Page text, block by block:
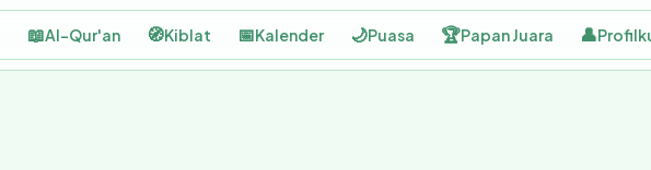
📖Al-Qur'an 🧭Kiblat 📅Kalender 🌙Puasa 🏆Papan Juara 👤